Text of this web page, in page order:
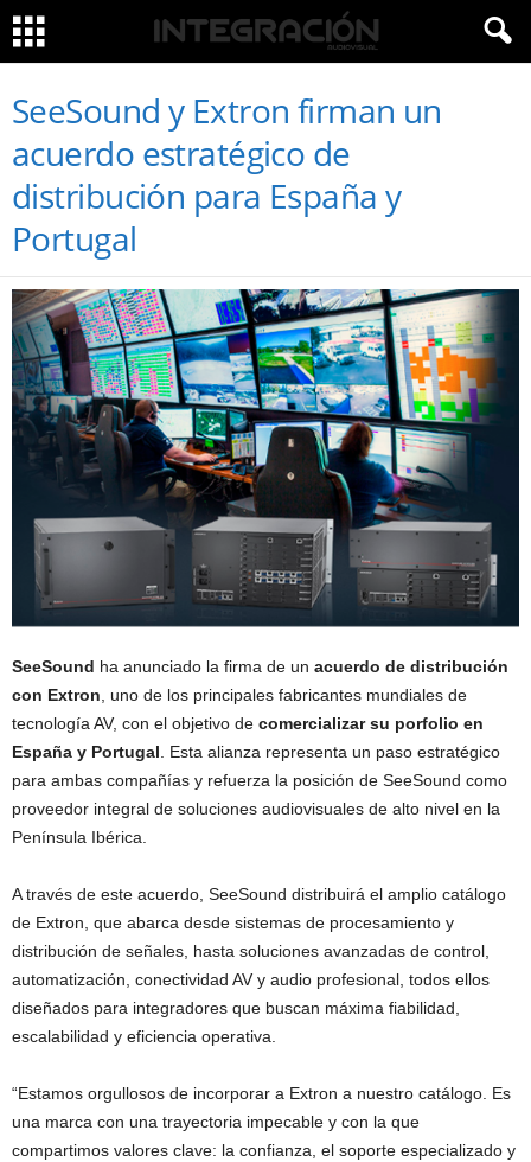
SeeSound y Extron firman un
acuerdo estratégico de
distribución para España y
Portugal
SeeSound ha anunciado la firma de un acuerdo de distribución
con Extron, uno de los principales fabricantes mundiales de
tecnología AV, con el objetivo de comercializar su porfolio en
España y Portugal. Esta alianza representa un paso estratégico
para ambas compañías y refuerza la posición de SeeSound como
proveedor integral de soluciones audiovisuales de alto nivel en la
Península Ibérica.
A través de este acuerdo, SeeSound distribuirá el amplio catálogo
de Extron, que abarca desde sistemas de procesamiento y
distribución de señales, hasta soluciones avanzadas de control,
automatización, conectividad AV y audio profesional, todos ellos
diseñados para integradores que buscan máxima fiabilidad,
escalabilidad y eficiencia operativa.
“Estamos orgullosos de incorporar a Extron a nuestro catálogo. Es
una marca con una trayectoria impecable y con la que
compartimos valores clave: la confianza, el soporte especializado y